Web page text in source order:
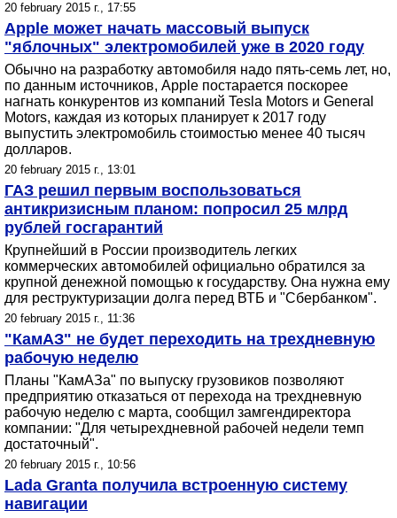
20 february 2015 г., 17:55
Apple может начать массовый выпуск
"яблочных" электромобилей уже в 2020 году
Обычно на разработку автомобиля надо пять-семь лет, но,
по данным источников, Apple постарается поскорее
нагнать конкурентов из компаний Tesla Motors и General
Motors, каждая из которых планирует к 2017 году
выпустить электромобиль стоимостью менее 40 тысяч
долларов.
20 february 2015 г., 13:01
ГАЗ решил первым воспользоваться
антикризисным планом: попросил 25 млрд
рублей госгарантий
Крупнейший в России производитель легких
коммерческих автомобилей официально обратился за
крупной денежной помощью к государству. Она нужна ему
для реструктуризации долга перед ВТБ и "Сбербанком".
20 february 2015 г., 11:36
"КамАЗ" не будет переходить на трехдневную
рабочую неделю
Планы "КамАЗа" по выпуску грузовиков позволяют
предприятию отказаться от перехода на трехдневную
рабочую неделю с марта, сообщил замгендиректора
компании: "Для четырехдневной рабочей недели темп
достаточный".
20 february 2015 г., 10:56
Lada Granta получила встроенную систему
навигации